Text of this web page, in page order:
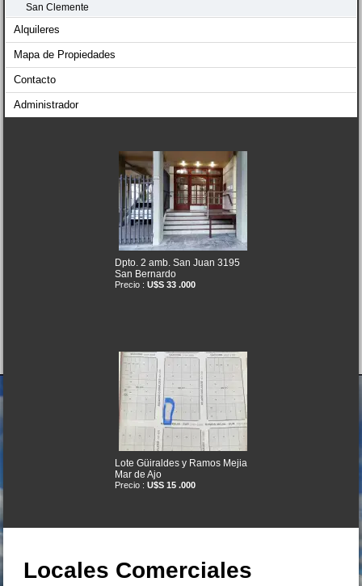
San Clemente
Alquileres
Mapa de Propiedades
Contacto
Administrador
Dpto. 2 amb. San Juan 3195
San Bernardo
Precio : U$S 33 .000
Lote Güiraldes y Ramos Mejia
Mar de Ajo
Precio : U$S 15 .000
Locales Comerciales